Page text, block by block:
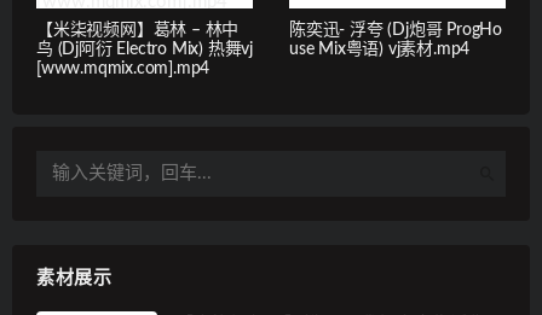
【米柒视频网】葛林 – 林中
鸟 (Dj阿衍 Electro Mix) 热舞vj
[www.mqmix.com].mp4
陈奕迅- 浮夸 (Dj炮哥 ProgHo
use Mix粤语) vj素材.mp4
素材展示